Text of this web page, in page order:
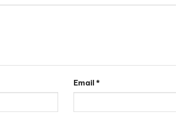
Email *